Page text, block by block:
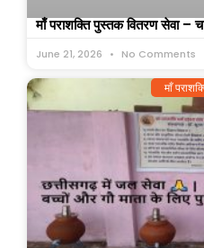
माँ पराशक्ति पुस्तक वितरण सेवा –
June 21, 2026 No Comments
माँ